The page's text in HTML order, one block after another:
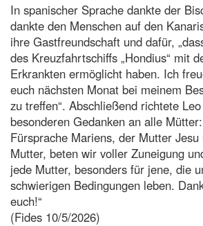
In spanischer Sprache dankte der
dankte den Menschen auf den
ihre Gastfreundschaft und dafür,
des Kreuzfahrtschiffs „Hondius“ mit
Erkrankten ermöglicht haben. Ich
euch nächsten Monat bei meinem
zu treffen“. Abschließend richtete
besonderen Gedanken an alle
Fürsprache Mariens, der Mutter
Mutter, beten wir voller Zuneigung
jede Mutter, besonders für jene, die
schwierigen Bedingungen leben.
euch!“
(Fides 10/5/2026)